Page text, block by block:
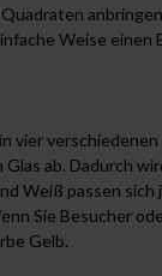
Weise
ab. Dadurch
Weiß passen
Sie Besucher
Gelb.